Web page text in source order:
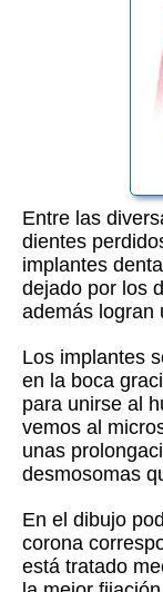
Entre las
dientes
implantes
dejado por los
además logran
Los implantes
en la boca
para unirse al
vemos al
unas
desmosomas
En el dibujo
corona
está tratado